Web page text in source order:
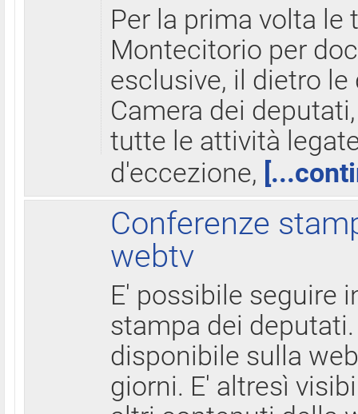
Per la prima volta le
Montecitorio per
esclusive, il dietro
Camera dei
tutte le attività
d'eccezione,
Conferenze
webtv
E' possibile seguire
stampa dei
disponibile sulla
giorni. E' altresì